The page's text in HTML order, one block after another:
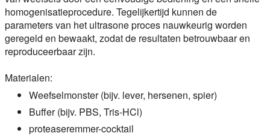
homogenisatieprocedure. Tegelijkertijd kunnen de
parameters van het ultrasone proces nauwkeurig worden
geregeld en bewaakt, zodat de resultaten betrouwbaar en
reproduceerbaar zijn.
Materialen:
Weefselmonster (bijv. lever, hersenen, spier)
Buffer (bijv. PBS, Tris-HCl)
proteaseremmer-cocktail